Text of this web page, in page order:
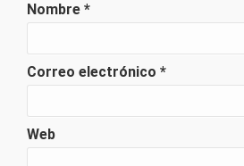
Nombre *
Correo electrónico *
Web